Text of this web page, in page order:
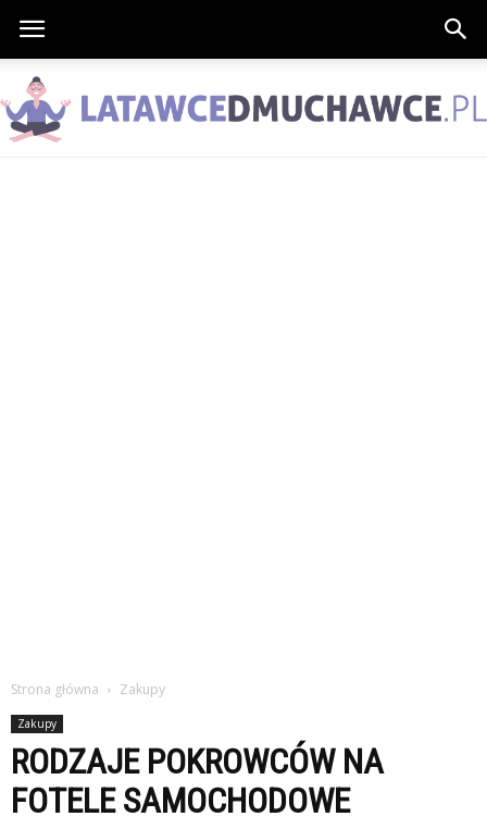
Strona główna Zakupy
Zakupy
RODZAJE POKROWCÓW NA
FOTELE SAMOCHODOWE